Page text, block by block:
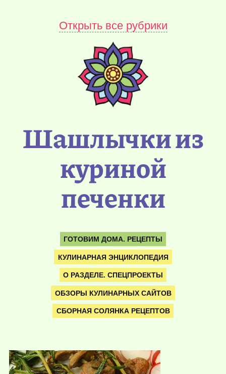
Открыть все рубрики
Шашлычки из
куриной
печенки
ГОТОВИМ ДОМА. РЕЦЕПТЫ
КУЛИНАРНАЯ ЭНЦИКЛОПЕДИЯ
О РАЗДЕЛЕ. СПЕЦПРОЕКТЫ
ОБЗОРЫ КУЛИНАРНЫХ САЙТОВ
СБОРНАЯ СОЛЯНКА РЕЦЕПТОВ